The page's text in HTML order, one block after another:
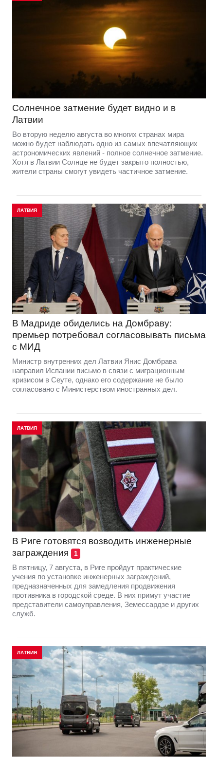
Солнечное затмение будет видно и в
Латвии
Во вторую неделю августа во многих странах мира
можно будет наблюдать одно из самых впечатляющих
астрономических явлений - полное солнечное затмение.
Хотя в Латвии Солнце не будет закрыто полностью,
жители страны смогут увидеть частичное затмение.
ЛАТВИЯ
В Мадриде обиделись на Домбраву:
премьер потребовал согласовывать письма
с МИД
Министр внутренних дел Латвии Янис Домбрава
направил Испании письмо в связи с миграционным
кризисом в Сеуте, однако его содержание не было
согласовано с Министерством иностранных дел.
ЛАТВИЯ
В Риге готовятся возводить инженерные
заграждения
1
В пятницу, 7 августа, в Риге пройдут практические
учения по установке инженерных заграждений,
предназначенных для замедления продвижения
противника в городской среде. В них примут участие
представители самоуправления, Земессардзе и других
служб.
ЛАТВИЯ